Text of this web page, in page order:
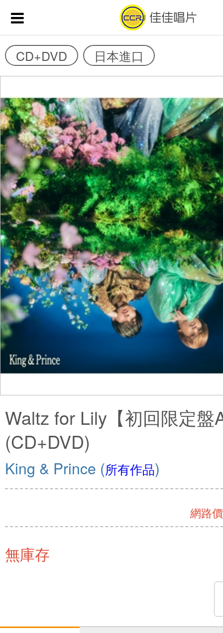
CD+DVD 日本進口
Waltz for Lily【初回限定盤
(CD+DVD)
King & Prince (所有作品)
網路
無庫存